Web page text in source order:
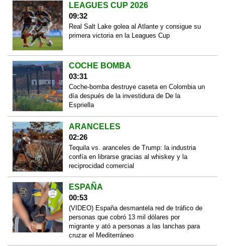
LEAGUES CUP 2026
09:32
Real Salt Lake golea al Atlante y consigue su
primera victoria en la Leagues Cup
COCHE BOMBA
03:31
Coche-bomba destruye caseta en Colombia un
día después de la investidura de De la
Espriella
ARANCELES
02:26
Tequila vs. aranceles de Trump: la industria
confía en librarse gracias al whiskey y la
reciprocidad comercial
ESPAÑA
00:53
(VIDEO) España desmantela red de tráfico de
personas que cobró 13 mil dólares por
migrante y ató a personas a las lanchas para
cruzar el Mediterráneo